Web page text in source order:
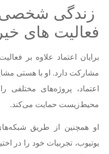
زندگی شخصی
فعالیت های
برایان اعتماد علاوه بر
مشارکت دارد. او با هستی
اعتماد، پروژه‌های
محیط‌زیست حمایت می‌کند.
او همچنین از طریق
یوتیوب، تجربیات خود را در